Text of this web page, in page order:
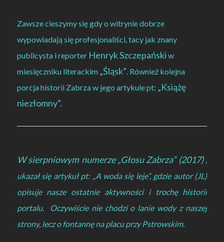
Zawsze cieszymy się gdy o witrynie dobrze
wypowiadają się profesjonaliści, tacy jak znany
publicysta i reporterHenryk Szczepański w
miesięczniku literackim „Śląsk”. Również kolejna
porcja historii Zabrza w jego artykule pt: „Książę
niezłomny”.
W sierpniowym numerze „Głosu Zabrza” (2017),
ukazał się artykuł pt: „A woda się leje”, gdzie autor (JL)
opisuje nasze ostatnie aktywności i trochę historii
portalu. Oczywiście nie chodzi o lanie wody z naszej
strony, lecz o fontannę na placu przy Pstrowskim.